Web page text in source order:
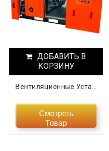
ДОБАВИТЬ В
КОРЗИНУ
Смотреть
Товар